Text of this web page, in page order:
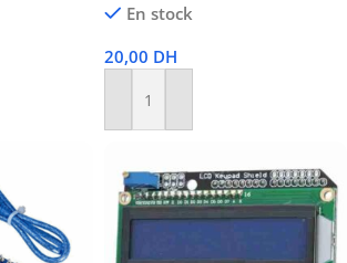
En stock
20,00 DH
Ajouter Au Panier